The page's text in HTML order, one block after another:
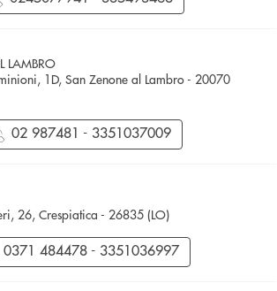
LAMBRO
1D, San Zenone al Lambro - 20070
02 987481 - 3351037009
26, Crespiatica - 26835 (LO)
0371 484478 - 3351036997